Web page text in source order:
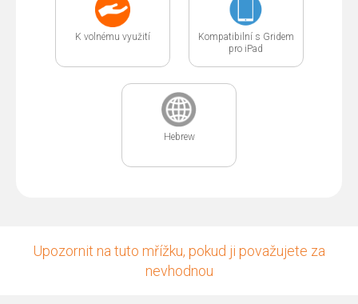
K volnému využití
Kompatibilní s Gridem
pro iPad
Hebrew
Upozornit na tuto mřížku, pokud ji považujete za
nevhodnou